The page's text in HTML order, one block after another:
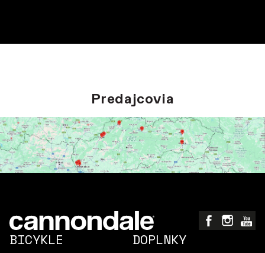
Predajcovia
BICYKLE DOPLNKY